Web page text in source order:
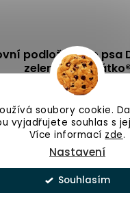
soubory cookie.
vyjadřujete souhlas s
Více informací zde.
Nastavení
Souhlasím
podložka pro psa
zelená Chrápátko®
Skladem
891 Kč
DO KOŠÍKU
podložka pro psa